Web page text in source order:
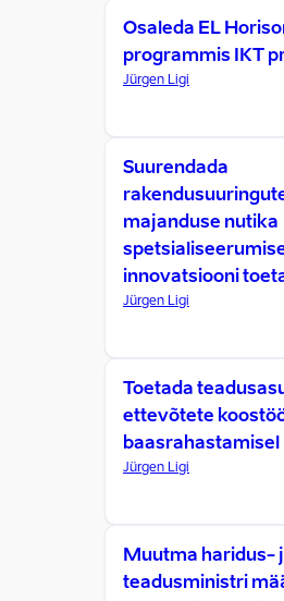
Osaleda EL
programmis IKT
Jürgen Ligi
Suurendada
majanduse nutika
innovatsiooni
Jürgen Ligi
Toetada
ettevõtete
baasrahastamisel
Jürgen Ligi
Muutma haridus-
teadusministri